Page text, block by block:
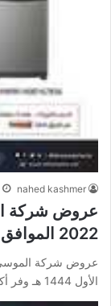
nahed kashmer
2022 الموافق 20 جمادى الأول 1444 هـ وفر أكثر
الأول 1444 هـ وفر أكثر عروض شركة الموسى الأسبوعية 14…